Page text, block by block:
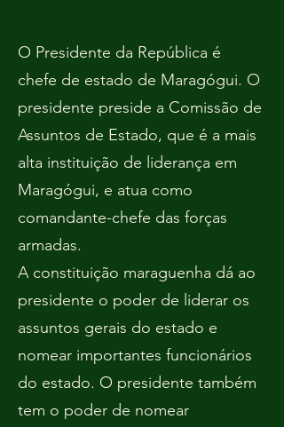
O Presidente da República é
chefe de estado de Maragógui. O
presidente preside a Comissão de
Assuntos de Estado, que é a mais
alta instituição de liderança em
Maragógui, e atua como
comandante-chefe das forças
armadas.
A constituição maraguenha dá ao
presidente o poder de liderar os
assuntos gerais do estado e
nomear importantes funcionários
do estado. O presidente também
tem o poder de nomear